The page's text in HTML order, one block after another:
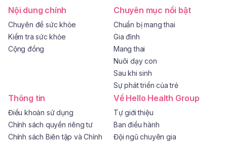
Nội dung chính
Chuyên đề sức khỏe
Kiểm tra sức khỏe
Cộng đồng
Chuyên mục nổi bật
Chuẩn bị mang thai
Gia đình
Mang thai
Nuôi dạy con
Sau khi sinh
Sự phát triển của trẻ
Thông tin
Điều khoản sử dụng
Chính sách quyền riêng tư
Chính sách Biên tập và Chỉnh
Về Hello Health Group
Tự giới thiệu
Ban điều hành
Đội ngũ chuyên gia